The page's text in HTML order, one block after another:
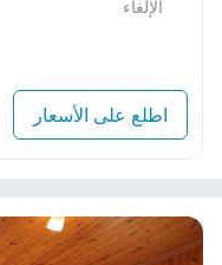
الإلغاء
اطلع على الأسعار